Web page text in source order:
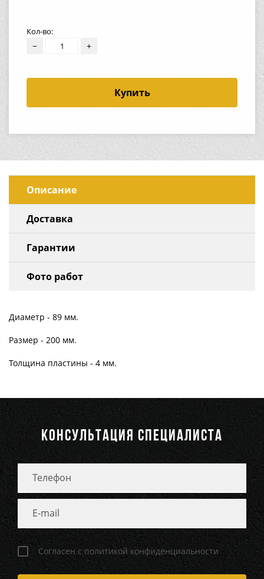
Кол-во:
− +
Купить
Описание
Доставка
Гарантии
Фото работ
Диаметр - 89 мм.
Размер - 200 мм.
Толщина пластины - 4 мм.
КОНСУЛЬТАЦИЯ СПЕЦИАЛИСТА
Согласен с политикой конфиденциальности